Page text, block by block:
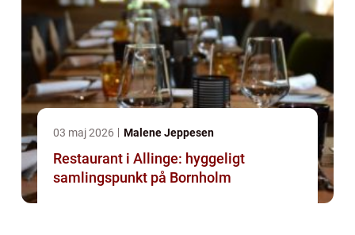
03 maj 2026 Malene Jeppesen
Restaurant i Allinge: hyggeligt
samlingspunkt på Bornholm